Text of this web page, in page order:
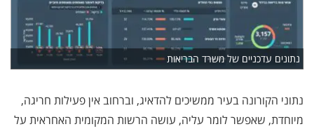
נתונים עדכניים של משרד הבריאות
נתוני הקורונה בעיר ממשיכים להדאיג, וברחוב אין פעילות חריגה,
מיוחדת, שאפשר לומר עליה, עושה הרשות המקומית האחראית על